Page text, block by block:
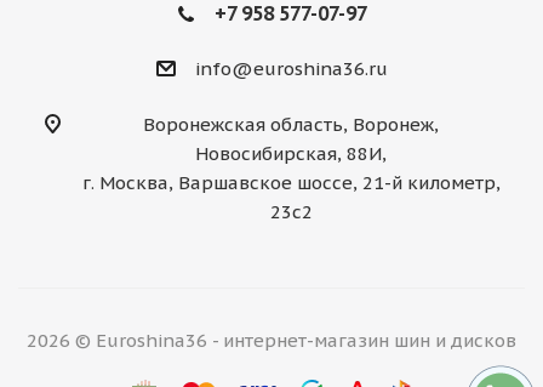
+7 958 577-07-97
info@euroshina36.ru
Воронежская область, Воронеж,
Новосибирская, 88И,
г. Москва, Варшавское шоссе, 21-й километр,
23с2
2026 © Euroshina36 - интернет-магазин шин и дисков